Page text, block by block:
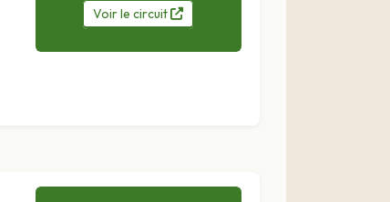
Voirle circuit